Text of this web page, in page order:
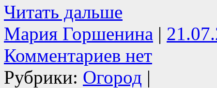
Читать дальше
Мария Горшенина |
Комментариев нет
Рубрики: Огород |